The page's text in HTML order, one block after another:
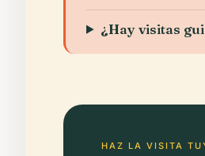
¿Hay visitas
HAZ LA VISITA